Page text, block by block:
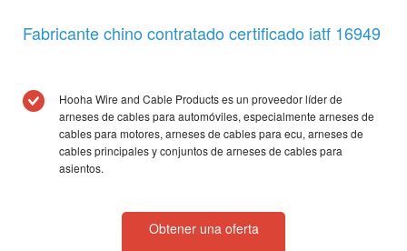
Fabricante chino contratado certificado iatf 16949
Hooha Wire and Cable Products es un proveedor líder de
arneses de cables para automóviles, especialmente arneses de
cables para motores, arneses de cables para ecu, arneses de
cables principales y conjuntos de arneses de cables para
asientos.
Obtener una oferta